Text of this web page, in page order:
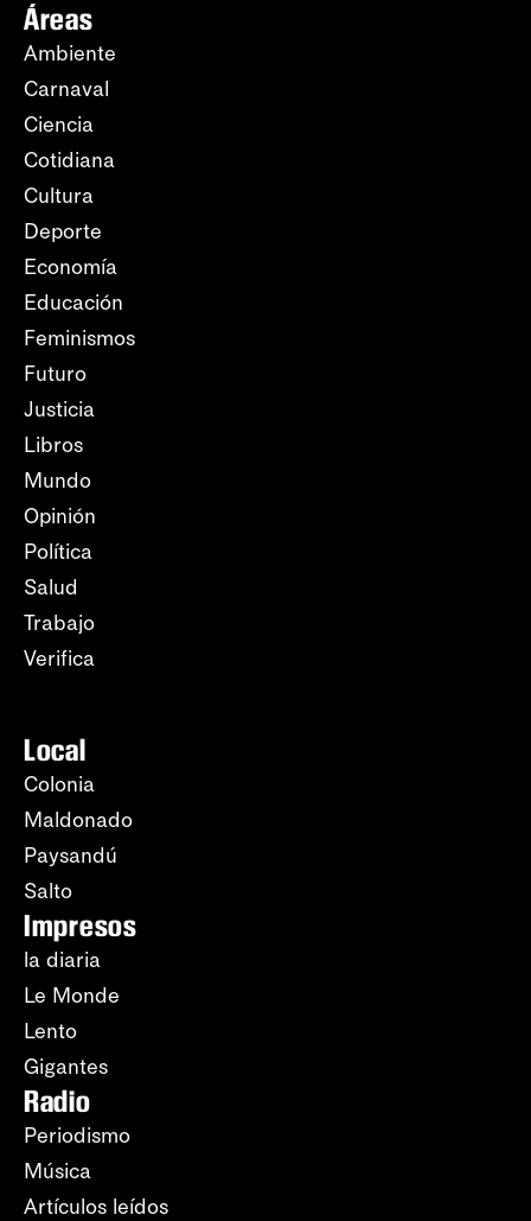
Áreas
Ambiente
Carnaval
Ciencia
Cotidiana
Cultura
Deporte
Economía
Educación
Feminismos
Futuro
Justicia
Libros
Mundo
Opinión
Política
Salud
Trabajo
Verifica
Local
Colonia
Maldonado
Paysandú
Salto
Impresos
la diaria
Le Monde
Lento
Gigantes
Radio
Periodismo
Música
Artículos leídos